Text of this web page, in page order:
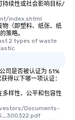
续性或社会影响目标/
index.shtml
（即塑料、纸张、纸
策略。
2 types of waste
司是否被认证为 51%
得以下哪一项认证：
样性、公平和包容性
Documents-